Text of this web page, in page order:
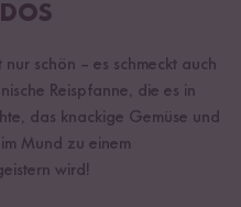
schön – es schmeckt auch
Reispfanne, die es in
das knackige Gemüse und
Mund zu einem
wird!